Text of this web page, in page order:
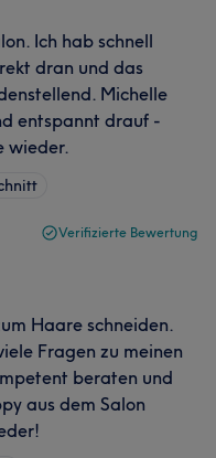
Ich hab schnell
dran und das
Michelle
entspannt drauf -
wieder.
Verifizierte Bewertung
Haare schneiden.
Fragen zu meinen
beraten und
aus dem Salon